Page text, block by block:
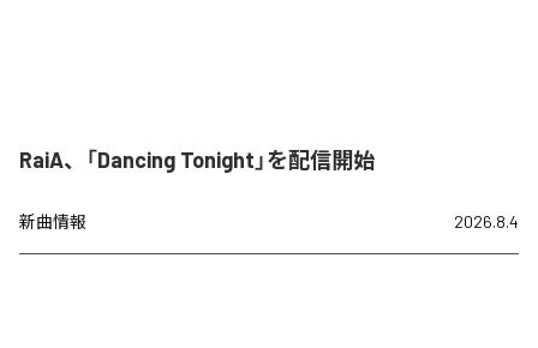
RaiA、「Dancing Tonight」を配信開始
新曲情報 2026.8.4